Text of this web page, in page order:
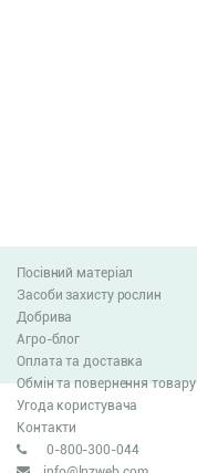
Посівний матеріал
Засоби захисту рослин
Добрива
Агро-блог
Оплата та доставка
Обмін та повернення товару
Угода користувача
Контакти
0-800-300-044